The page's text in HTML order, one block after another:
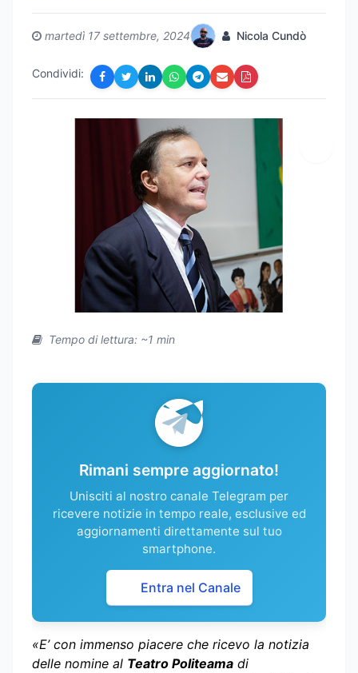
martedì 17 settembre, 2024 Nicola Cundò
Condividi:
Tempo di lettura: ~1 min
Rimani sempre aggiornato!
Unisciti al nostro canale Telegram per
ricevere notizie in tempo reale, esclusive ed
aggiornamenti direttamente sul tuo
smartphone.
Entra nel Canale
«E’ con immenso piacere che ricevo la notizia
delle nomine al Teatro Politeama di